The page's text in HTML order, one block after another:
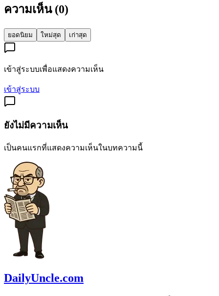
ความเห็น (0)
ยอดนิยม ใหม่สุด เก่าสุด
เข้าสู่ระบบเพื่อแสดงความเห็น
เข้าสู่ระบบ
ยังไม่มีความเห็น
เป็นคนแรกที่แสดงความเห็นในบทความนี้
DailyUncle.com